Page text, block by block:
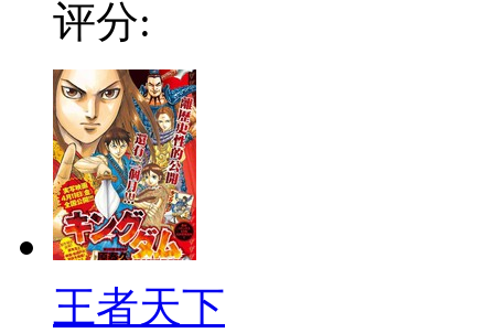
评分:
王者天下